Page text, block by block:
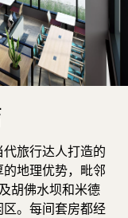
旅行达人打造的
地理优势，毗邻
胡佛水坝和米德
。每间套房都经